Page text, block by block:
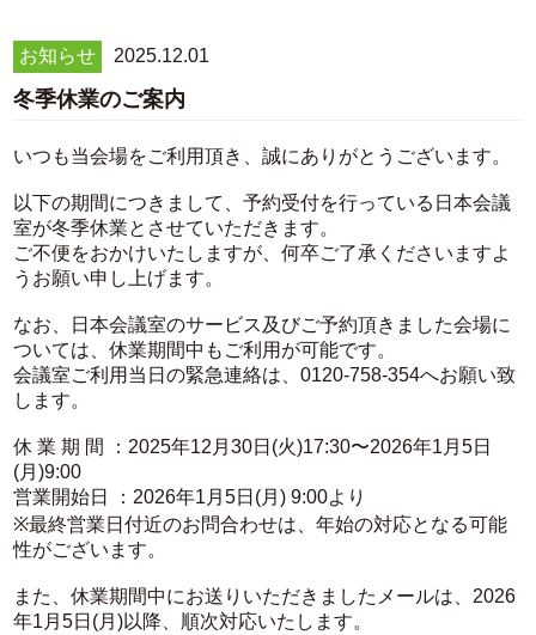
お知らせ 2025.12.01
冬季休業のご案内
いつも当会場をご利用頂き、誠にありがとうございます。
以下の期間につきまして、予約受付を行っている日本会議
室が冬季休業とさせていただきます。
ご不便をおかけいたしますが、何卒ご了承くださいますよ
うお願い申し上げます。
なお、日本会議室のサービス及びご予約頂きました会場に
ついては、休業期間中もご利用が可能です。
会議室ご利用当日の緊急連絡は、0120-758-354へお願い致
します。
休 業 期 間 ：2025年12月30日(火)17:30〜2026年1月5日
(月)9:00
営業開始日 ：2026年1月5日(月) 9:00より
※最終営業日付近のお問合わせは、年始の対応となる可能
性がございます。
また、休業期間中にお送りいただきましたメールは、2026
年1月5日(月)以降、順次対応いたします。